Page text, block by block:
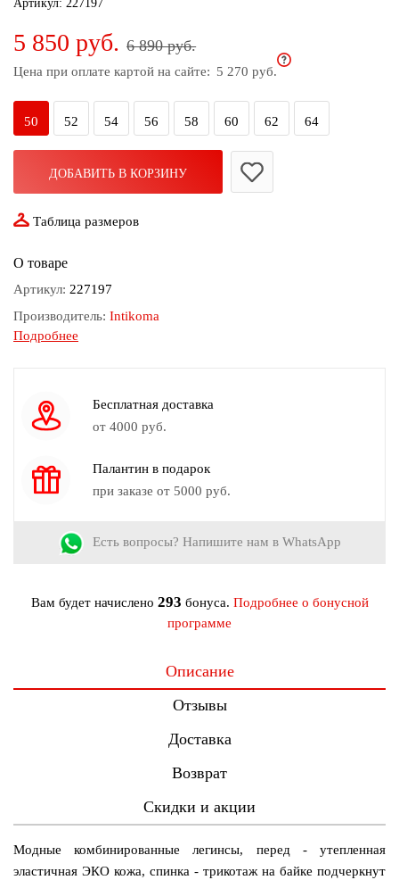
Белье
и
Одежда
Артикул: 227197
5 850 руб. 6 890 руб.
Цена при оплате картой на сайте: 5 270 руб.
50 52 54 56 58 60 62 64
ДОБАВИТЬ В КОРЗИНУ
Таблица размеров
О товаре
Артикул: 227197
Производитель: Intikoma
Состав:100% Полиэстер
Рост модели на фото:173 см.
Подробнее
Бесплатная доставка
от 4000 руб.
Палантин в подарок
при заказе от 5000 руб.
Есть вопросы? Напишите нам в WhatsApp
Вам будет начислено 293 бонуса. Подробнее о бонусной
программе
Описание
Отзывы
Доставка
Возврат
Скидки и акции
Модные комбинированные легинсы, перед - утепленная
эластичная ЭКО кожа, спинка - трикотаж на байке подчеркнут